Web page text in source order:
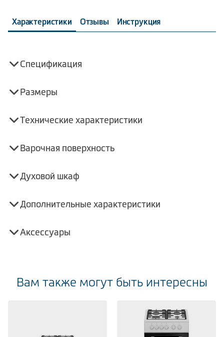
Характеристики Отзывы Инструкция
Спецификация
Размеры
Технические характеристики
Варочная поверхность
Духовой шкаф
Дополнительные характеристики
Аксессуары
Вам также могут быть интересны